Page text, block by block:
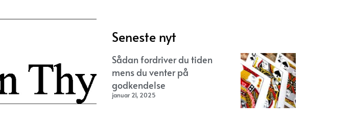
Seneste nyt
Sådan fordriver du tiden
mens du venter på
godkendelse
januar 21, 2025